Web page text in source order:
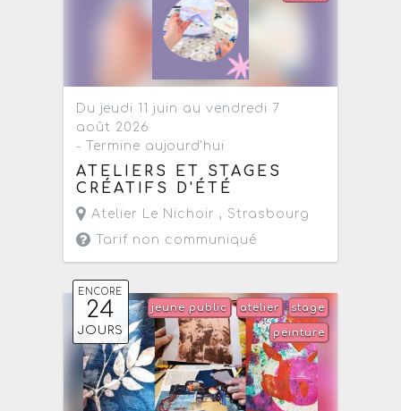
Du jeudi 11 juin au vendredi 7
août 2026
- Termine aujourd'hui
ATELIERS ET STAGES
CRÉATIFS D'ÉTÉ
Atelier Le Nichoir , Strasbourg
Tarif non communiqué
ENCORE
24
JOURS
stage
atelier
jeune public
peinture